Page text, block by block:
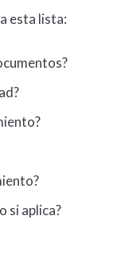
esta lista:
si aplica?